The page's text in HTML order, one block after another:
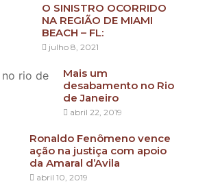
O SINISTRO OCORRIDO
NA REGIÃO DE MIAMI
BEACH – FL:
julho 8, 2021
Mais um
desabamento no Rio
de Janeiro
abril 22, 2019
Ronaldo Fenômeno vence
ação na justiça com apoio
da Amaral d’Avila
abril 10, 2019